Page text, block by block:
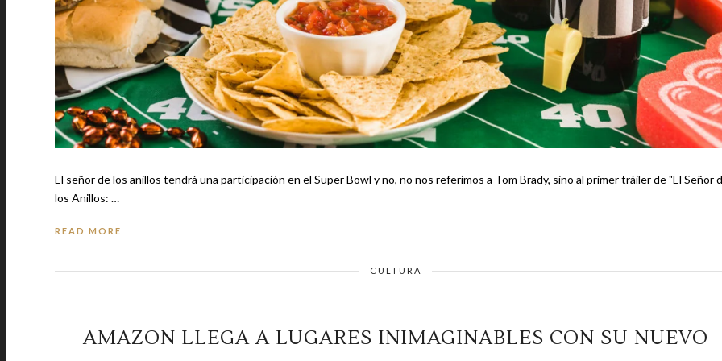
El señor de los anillos tendrá una participación en el Super Bowl y no, no nos referimos a Tom Brady, sino al primer tráiler de "El Señor
los Anillos: …
READ MORE
CULTURA
AMAZON LLEGA A LUGARES INIMAGINABLES CON SU NUEVO